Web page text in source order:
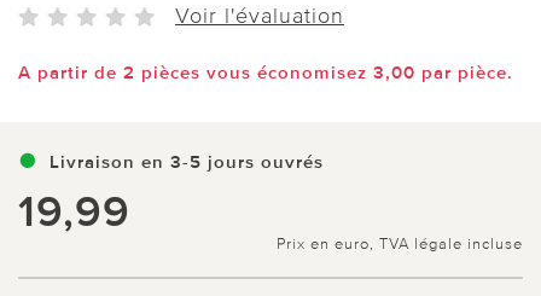
Voir l'évaluation
A partir de 2 pièces vous économisez 3,00 par pièce.
Livraison en 3-5 jours ouvrés
19,99
Prix en euro, TVA légale incluse